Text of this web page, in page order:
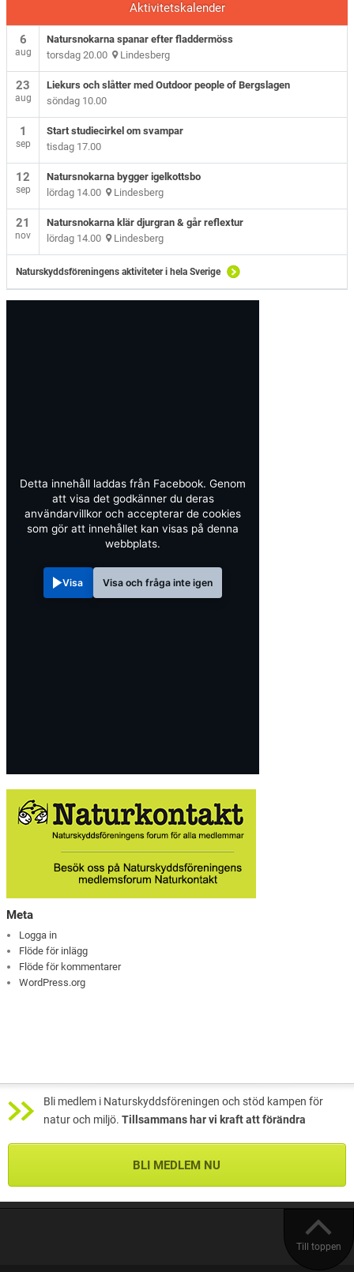
Aktivitetskalender
6
aug
Natursnokarna spanar efter fladdermöss
torsdag 20.00 Lindesberg
23
aug
Liekurs och slåtter med Outdoor people of Bergslagen
söndag 10.00
1
sep
Start studiecirkel om svampar
tisdag 17.00
12
sep
Natursnokarna bygger igelkottsbo
lördag 14.00 Lindesberg
21
nov
Natursnokarna klär djurgran & går reflextur
lördag 14.00 Lindesberg
Naturskyddsföreningens aktiviteter i hela Sverige
Detta innehåll laddas från Facebook. Genom
att visa det godkänner du deras
användarvillkor och accepterar de cookies
som gör att innehållet kan visas på denna
webbplats.
Visa Visa och fråga inte igen
Meta
Logga in
Flöde för inlägg
Flöde för kommentarer
WordPress.org
Bli medlem i Naturskyddsföreningen och stöd kampen för
natur och miljö. Tillsammans har vi kraft att förändra
BLI MEDLEM NU
Till toppen